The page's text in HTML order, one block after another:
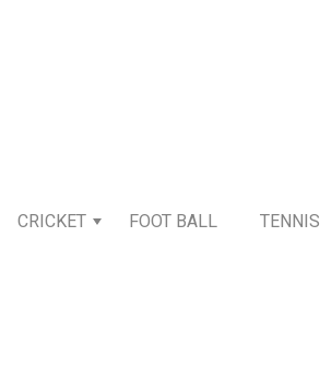
CRICKET FOOT BALL TENNIS